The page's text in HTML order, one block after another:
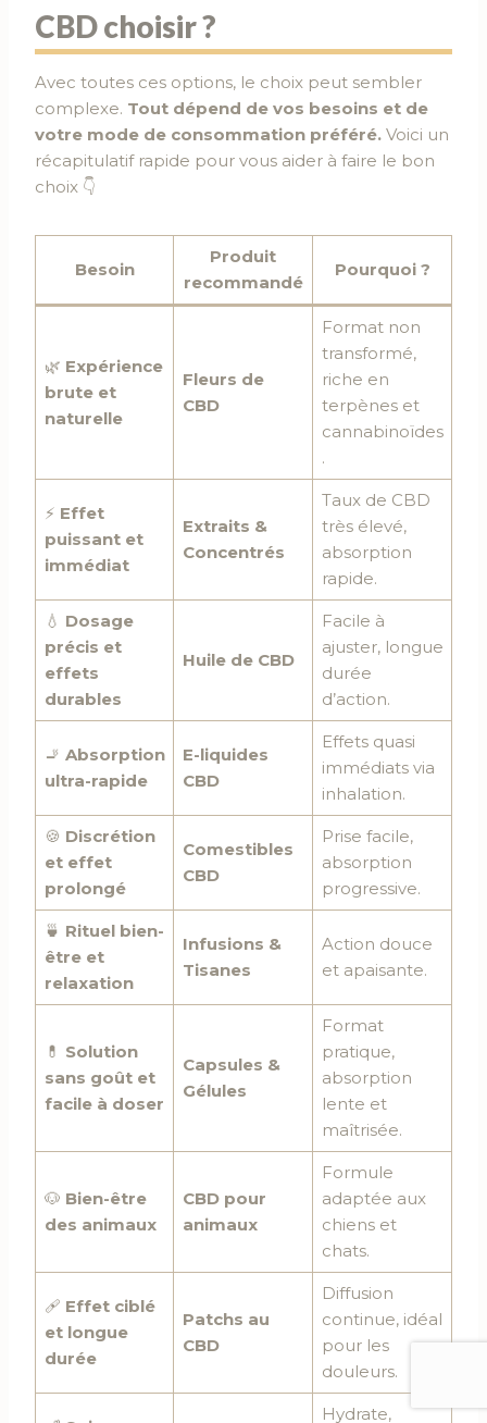
CBD choisir ?
Avec toutes ces options, le choix peut sembler
complexe. Tout dépend de vos besoins et de
votre mode de consommation préféré. Voici un
récapitulatif rapide pour vous aider à faire le bon
choix 👇
Besoin
Produit
recommandé
Pourquoi ?
🌿 Expérience
brute et
naturelle
Fleurs de
CBD
Format non
transformé,
riche en
terpènes et
cannabinoïdes
.
⚡ Effet
puissant et
immédiat
Extraits &
Concentrés
Taux de CBD
très élevé,
absorption
rapide.
💧 Dosage
précis et
effets
durables
Huile de CBD
Facile à
ajuster, longue
durée
d’action.
🚬 Absorption
ultra-rapide
E-liquides
CBD
Effets quasi
immédiats via
inhalation.
🍪 Discrétion
et effet
prolongé
Comestibles
CBD
Prise facile,
absorption
progressive.
🍵 Rituel bien-
être et
relaxation
Infusions &
Tisanes
Action douce
et apaisante.
💊 Solution
sans goût et
facile à doser
Capsules &
Gélules
Format
pratique,
absorption
lente et
maîtrisée.
🐶 Bien-être
des animaux
CBD pour
animaux
Formule
adaptée aux
chiens et
chats.
🩹 Effet ciblé
et longue
durée
Patchs au
CBD
Diffusion
continue, idéal
pour les
douleurs.
Hydrate,